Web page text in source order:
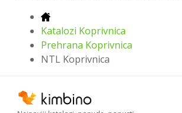
Katalozi Koprivnica
Prehrana Koprivnica
NTL Koprivnica